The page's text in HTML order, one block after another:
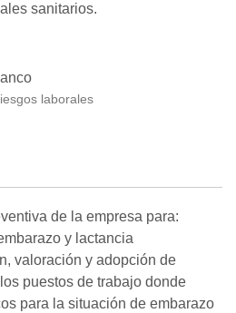
sanitarios.
laborales
de la empresa para:
y lactancia
valoración y adopción de
puestos de trabajo donde
para la situación de embarazo